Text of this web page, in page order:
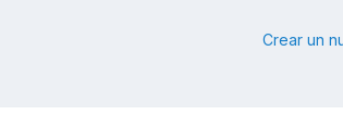
Crear un